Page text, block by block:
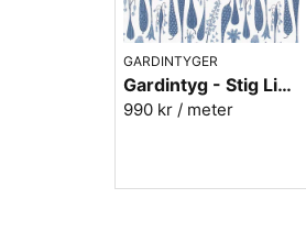
GARDINTYGER
Gardintyg - Stig Lindberg Printemp blå - bomull/lin
990 kr / meter